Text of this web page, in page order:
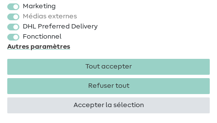
Promotions
Marketing
Médias externes
DHL Preferred Delivery
Fonctionnel
Autres paramètres
Tout accepter
Refuser tout
Accepter la sélection
Mentions légales Protection des données CGV
Droit
Droits d'auteur 2026 SewIY GmbH